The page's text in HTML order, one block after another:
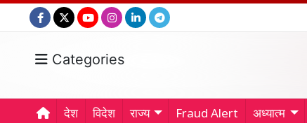
Categories
देश विदेश राज्य Fraud Alert अध्यात्म